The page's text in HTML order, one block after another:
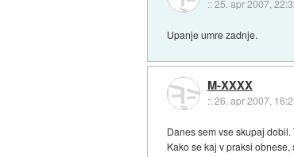
::25. apr 2007,
Upanje umre zadnje.
M-XXXX
::26. apr 2007,
Danes sem vse skupaj
Kako se kaj v praksi